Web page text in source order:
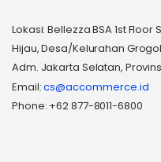
Lokasi: Bellezza BSA 1st
Hijau, Desa/Kelurahan
Adm. Jakarta Selatan,
Email:cs@accommerce.id
Phone: +62 877-8011-6800